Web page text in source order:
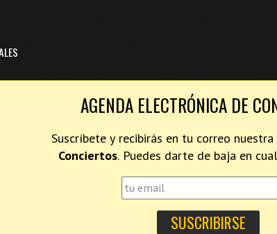
AGENDA ELECTRÓNICA DE
Suscríbete y recibirás en tu correo
Conciertos. Puedes darte de baja en